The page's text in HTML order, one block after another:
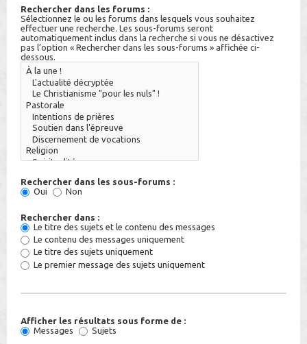
Rechercher dans les forums :
Sélectionnez le ou les forums dans lesquels vous souhaitez
effectuer une recherche. Les sous-forums seront
automatiquement inclus dans la recherche si vous ne désactivez
pas l’option « Rechercher dans les sous-forums » affichée ci-
dessous.
Rechercher dans les sous-forums :
Oui
Non
Rechercher dans :
Le titre des sujets et le contenu des messages
Le contenu des messages uniquement
Le titre des sujets uniquement
Le premier message des sujets uniquement
Afficher les résultats sous forme de :
Messages
Sujets